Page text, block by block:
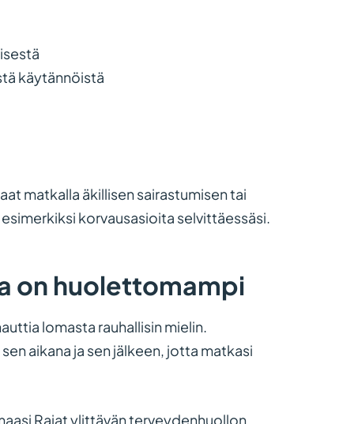
käytännöistä
matkalla äkillisen sairastumisen tai
korvausasioita selvittäessäsi.
on huolettomampi
lomasta rauhallisin mielin.
aikana ja sen jälkeen, jotta matkasi
Rajat ylittävän terveydenhuollon